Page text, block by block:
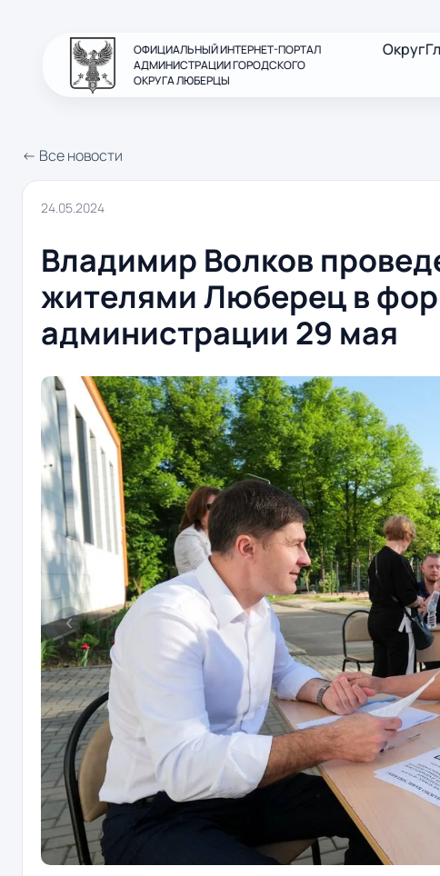
ОФИЦИАЛЬНЫЙ ИНТЕРНЕТ-ПОРТАЛ
АДМИНИСТРАЦИИ ГОРОДСКОГО
ОКРУГА ЛЮБЕРЦЫ
Округ
← Все новости
24.05.2024
Владимир Волков
жителями Люберец в
администрации 29 мая